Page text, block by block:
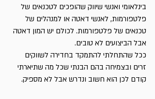
בינלאומי ואנשי שיווק שהופכים לטכנאים של
פלטפורמות, לאנשי דאטה או למנהלים של
טכנאים של פלטפורמות. לכולם יש המון דאטה
אבל הביצועים לא טובים.
ככל שהתחלתי להתמקד בחדירה לשווקים
זרים ובצמיחה בהם הבנתי שכל מה שתיארתי
קודם לכן הוא חשוב ונדרש אבל לא מספיק.